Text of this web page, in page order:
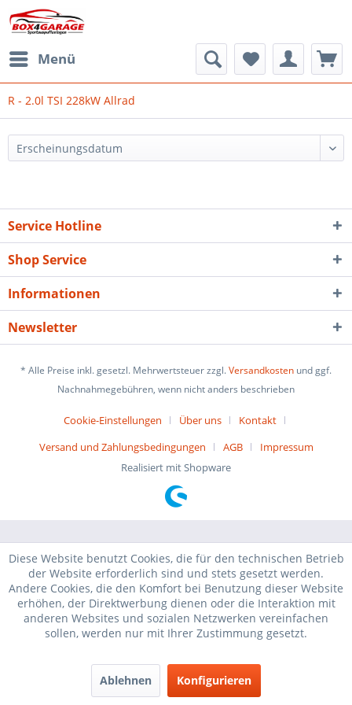
Menü
R - 2.0l TSI 228kW Allrad
Service Hotline
Shop Service
Informationen
Newsletter
* Alle Preise inkl. gesetzl. Mehrwertsteuer zzgl.Versandkosten und ggf.
Nachnahmegebühren, wenn nicht anders beschrieben
Cookie-Einstellungen Über uns
Kontakt
Versand und Zahlungsbedingungen
AGB
Impressum
Realisiert mit Shopware
Diese Website benutzt Cookies, die für den technischen Betrieb
der Website erforderlich sind und stets gesetzt werden.
Andere Cookies, die den Komfort bei Benutzung dieser Website
erhöhen, der Direktwerbung dienen oder die Interaktion mit
anderen Websites und sozialen Netzwerken vereinfachen
sollen, werden nur mit Ihrer Zustimmung gesetzt.
Ablehnen Konfigurieren